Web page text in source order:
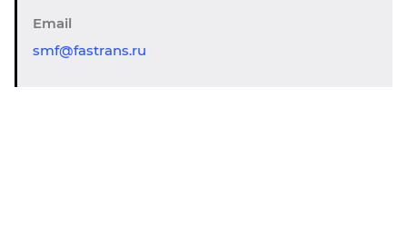
Email
smf@fastrans.ru